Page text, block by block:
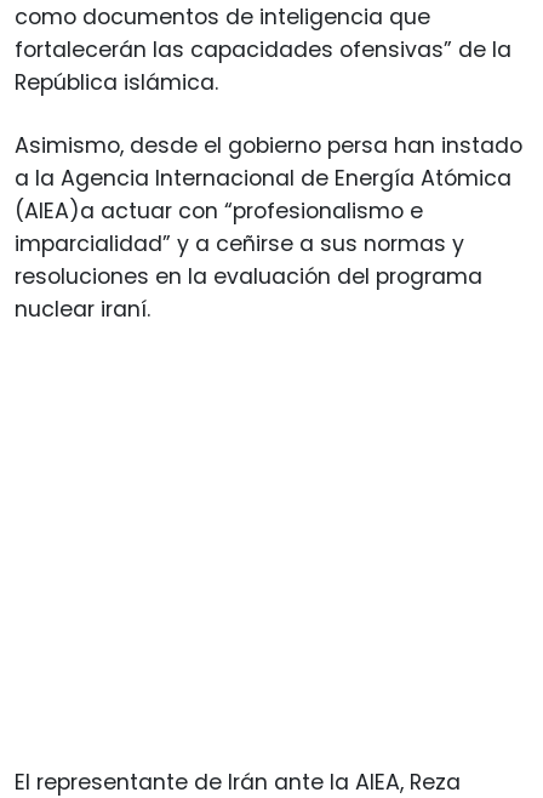
como documentos de inteligencia que
fortalecerán las capacidades ofensivas” de la
República islámica.
Asimismo, desde el gobierno persa han instado
a la Agencia Internacional de Energía Atómica
(AIEA)a actuar con “profesionalismo e
imparcialidad” y a ceñirse a sus normas y
resoluciones en la evaluación del programa
nuclear iraní.
El representante de Irán ante la AIEA, Reza